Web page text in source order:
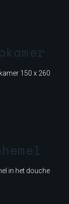
150 x 260
in het douche